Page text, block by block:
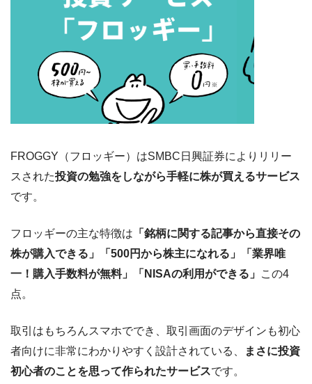
FROGGY（フロッギー）はSMBC日興証券によりリリー
スされた投資の勉強をしながら手軽に株が買えるサービス
です。
フロッギーの主な特徴は 「銘柄に関する記事から直接その
株が購入できる」「500円から株主になれる」「業界唯
一！購入手数料が無料」「NISAの利用ができる」 この4
点。
取引はもちろんスマホででき、取引画面のデザインも初心
者向けに非常にわかりやすく設計されている、
まさに投資
初心者のことを思って作られたサービスです。